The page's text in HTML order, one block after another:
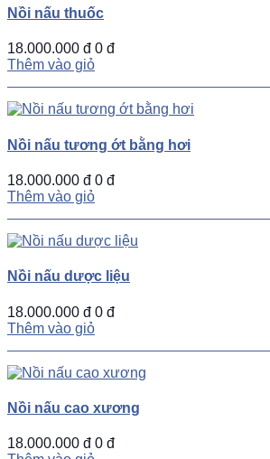
Nồi nấu thuốc
18.000.000 đ 0 đ
Thêm vào giỏ
Nồi nấu tương ớt bằng hơi
18.000.000 đ 0 đ
Thêm vào giỏ
Nồi nấu dược liệu
18.000.000 đ 0 đ
Thêm vào giỏ
Nồi nấu cao xương
18.000.000 đ 0 đ